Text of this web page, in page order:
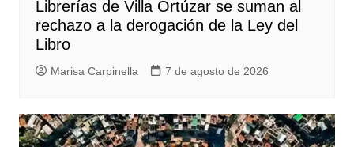
Librerías de Villa Ortúzar se suman al
rechazo a la derogación de la Ley del
Libro
Marisa Carpinella 7 de agosto de 2026